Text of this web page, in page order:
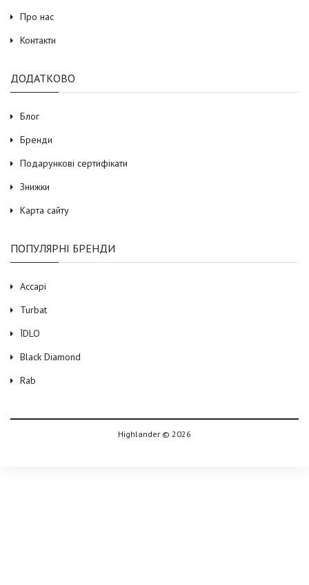
Про нас
Контакти
ДОДАТКОВО
Блог
Бренди
Подарункові сертифікати
Знижки
Карта сайту
ПОПУЛЯРНІ БРЕНДИ
Accapi
Turbat
ЇDLO
Black Diamond
Rab
Highlander © 2026